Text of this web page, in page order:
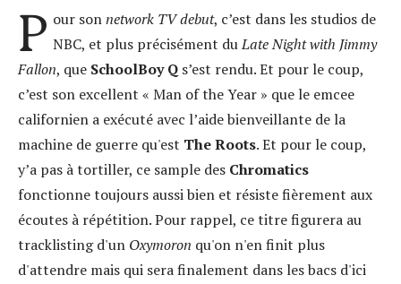
P our sonnetwork TV debut, c’est dans les studios de
NBC, et plus précisément duLate Night with Jimmy
Fallon, que SchoolBoy Q s’est rendu. Et pour le coup,
c’est son excellent « Man of the Year » que le emcee
californien a exécuté avec l’aide bienveillante de la
machine de guerre qu'est The Roots. Et pour le coup,
y’a pas à tortiller, ce sample des Chromatics
fonctionne toujours aussi bien et résiste fièrement aux
écoutes à répétition. Pour rappel, ce titre figurera au
tracklisting d'un Oxymoron qu'on n'en finit plus
d'attendre mais qui sera finalement dans les bacs d'ici